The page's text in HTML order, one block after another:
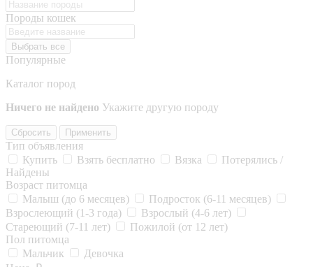
Породы кошек
Выбрать все
Популярные
Каталог пород
Ничего не найдено Укажите другую породу
Сбросить Применить
Тип объявления
Купить
Взять бесплатно Вязка
Потерялись /
Найдены
Возраст питомца
Малыш (до 6 месяцев)
Подросток (6-11 месяцев)
Взрослеющий (1-3 года)
Взрослый (4-6 лет)
Стареющий (7-11 лет)
Пожилой (от 12 лет)
Пол питомца
Мальчик
Девочка